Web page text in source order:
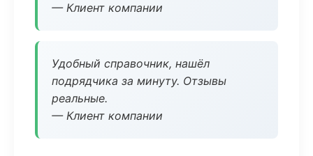
— Клиент компании
Удобный справочник, нашёл
подрядчика за минуту. Отзывы
реальные.
— Клиент компании